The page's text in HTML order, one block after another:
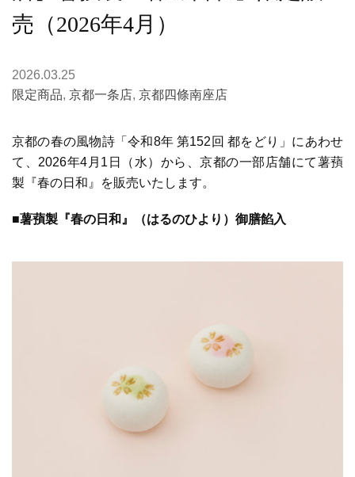
売（2026年4月）
2026.03.25
限定商品, 京都一条店, 京都四條南座店
京都の春の風物詩「令和8年 第152回 都をどり」にあわせ
て、2026年4月1日（水）から、京都の一部店舗にて薯蕷
製『春の日和』を販売いたします。
■薯蕷製『春の日和』（はるのひより）御膳餡入